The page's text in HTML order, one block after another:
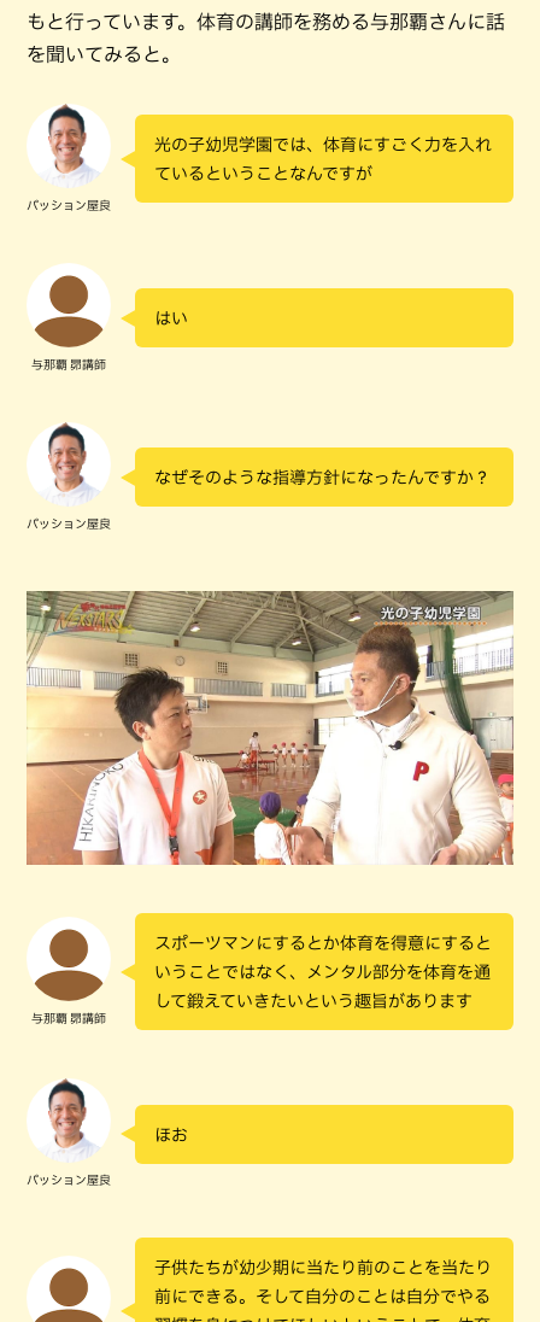
もと行っています。体育の講師を務める与那覇さんに話
を聞いてみると。
パッション屋良
光の子幼児学園では、体育にすごく力を入れ
ているということなんですが
与那覇 昴講師
はい
パッション屋良
なぜそのような指導方針になったんですか？
与那覇 昴講師
スポーツマンにするとか体育を得意にすると
いうことではなく、メンタル部分を体育を通
して鍛えていきたいという趣旨があります
パッション屋良
ほお
子供たちが幼少期に当たり前のことを当たり
前にできる。そして自分のことは自分でやる